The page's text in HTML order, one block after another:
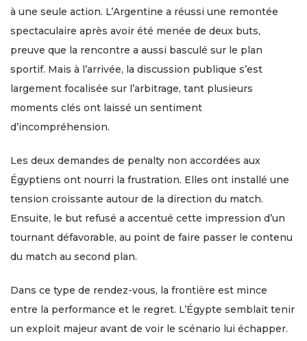
à une seule action. L’Argentine a réussi une remontée
spectaculaire après avoir été menée de deux buts,
preuve que la rencontre a aussi basculé sur le plan
sportif. Mais à l’arrivée, la discussion publique s’est
largement focalisée sur l’arbitrage, tant plusieurs
moments clés ont laissé un sentiment
d’incompréhension.
Les deux demandes de penalty non accordées aux
Égyptiens ont nourri la frustration. Elles ont installé une
tension croissante autour de la direction du match.
Ensuite, le but refusé a accentué cette impression d’un
tournant défavorable, au point de faire passer le contenu
du match au second plan.
Dans ce type de rendez-vous, la frontière est mince
entre la performance et le regret. L’Égypte semblait tenir
un exploit majeur avant de voir le scénario lui échapper.